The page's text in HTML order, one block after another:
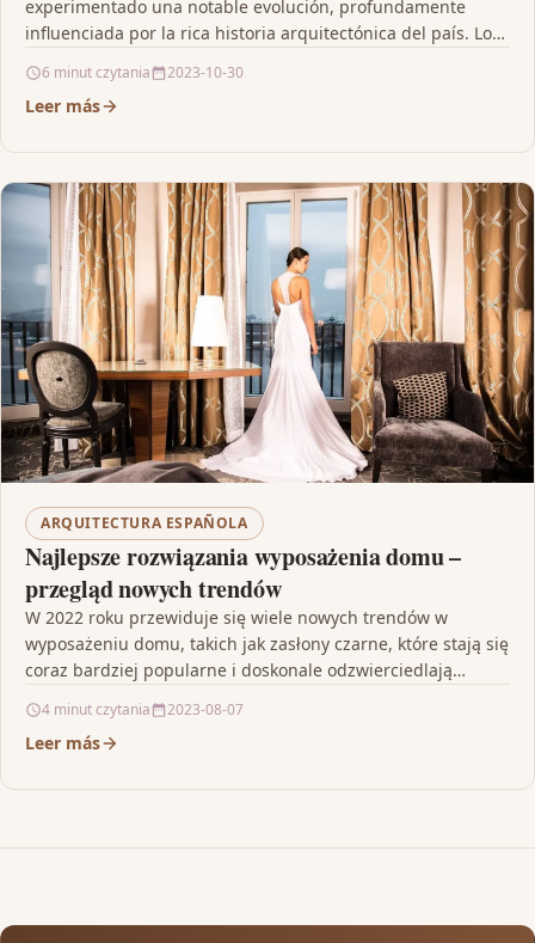
experimentado una notable evolución, profundamente
influenciada por la rica historia arquitectónica del país. Los
6 minut czytania 2023-10-30
Leer más
ARQUITECTURA ESPAÑOLA
Najlepsze rozwiązania wyposażenia domu –
przegląd nowych trendów
W 2022 roku przewiduje się wiele nowych trendów w
wyposażeniu domu, takich jak zasłony czarne, które stają się
coraz bardziej popularne i doskonale odzwierciedlają…
4 minut czytania 2023-08-07
Leer más